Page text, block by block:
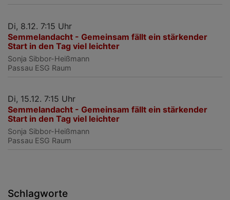
Di, 8.12. 7:15 Uhr
Semmelandacht - Gemeinsam fällt ein stärkender
Start in den Tag viel leichter
Sonja Sibbor-Heißmann
Passau ESG Raum
Di, 15.12. 7:15 Uhr
Semmelandacht - Gemeinsam fällt ein stärkender
Start in den Tag viel leichter
Sonja Sibbor-Heißmann
Passau ESG Raum
Schlagworte